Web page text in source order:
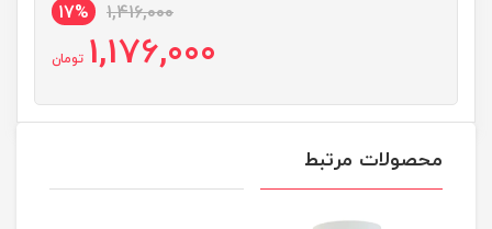
1,416,000
17%
1,176,000 تومان
محصولات مرتبط